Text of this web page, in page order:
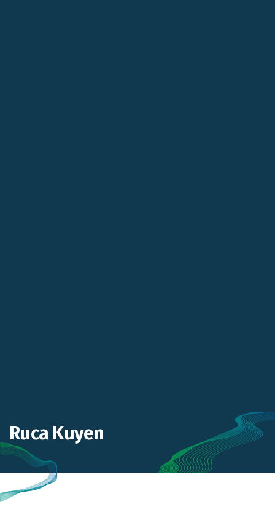
Ruca Kuyen